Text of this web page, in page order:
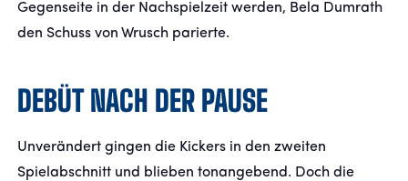
Gegenseite in der Nachspielzeit werden, Bela Dumrath
den Schuss von Wrusch parierte.
DEBÜT NACH DER PAUSE
Unverändert gingen die Kickers in den zweiten
Spielabschnitt und blieben tonangebend. Doch die